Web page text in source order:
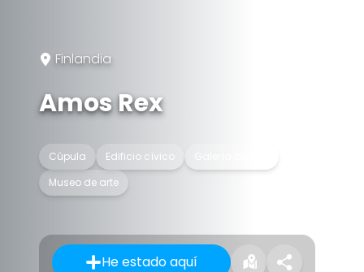
Finlandia
Amos Rex
Cúpula Edificio cívico
Museo de arte
He estado aquí